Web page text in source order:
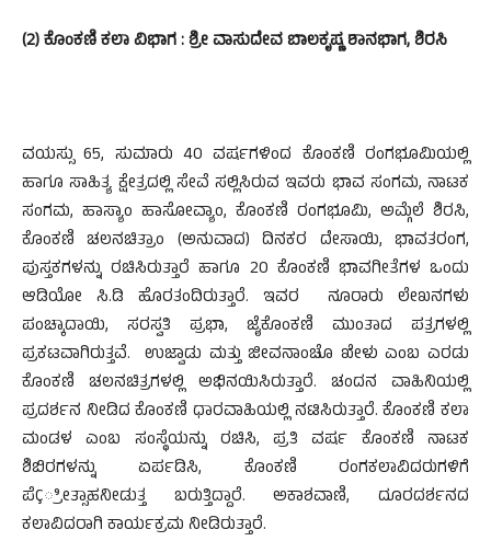
(2) ಕೊಂಕಣಿ ಕಲಾ ವಿಭಾಗ : ಶ್ರೀ ವಾಸುದೇವ ಬಾಲಕೃಷ್ಣ ಶಾನಭಾಗ, ಶಿರಸಿ
ವಯಸ್ಸು 65, ಸುಮಾರು 40 ವರ್ಷಗಳಿಂದ ಕೊಂಕಣಿ ರಂಗಭೂಮಿಯಲ್ಲಿ
ಹಾಗೂ ಸಾಹಿತ್ಯ ಕ್ಷೇತ್ರದಲ್ಲಿ ಸೇವೆ ಸಲ್ಲಿಸಿರುವ ಇವರು ಭಾವ ಸಂಗಮ, ನಾಟಕ
ಸಂಗಮ, ಹಾಸ್ಯಾಂ ಹಾಸೋವ್ಯಾಂ, ಕೊಂಕಣಿ ರಂಗಭೂಮಿ, ಅಮ್ಗೆಲೆ ಶಿರಸಿ,
ಕೊಂಕಣಿ ಚಲನಚಿತ್ರಾಂ (ಅನುವಾದ) ದಿನಕರ ದೇಸಾಯಿ, ಭಾವತರಂಗ,
ಪುಸ್ತಕಗಳನ್ನು ರಚಿಸಿರುತ್ತಾರೆ ಹಾಗೂ 20 ಕೊಂಕಣಿ ಭಾವಗೀತೆಗಳ ಒಂದು
ಆಡಿಯೋ ಸಿ.ಡಿ ಹೊರತಂದಿರುತ್ತಾರೆ. ಇವರ ನೂರಾರು ಲೇಖನಗಳು
ಪಂಚ್ಕಾದಾಯಿ, ಸರಸ್ವತಿ ಪ್ರಭಾ, ಜೈಕೊಂಕಣಿ ಮುಂತಾದ ಪತ್ರಗಳಲ್ಲಿ
ಪ್ರಕಟವಾಗಿರುತ್ತವೆ. ಉಜ್ವಾಡು ಮತ್ತು ಜೀವನಾಂಚೊ ಖೇಳು ಎಂಬ ಎರಡು
ಕೊಂಕಣಿ ಚಲನಚಿತ್ರಗಳಲ್ಲಿ ಅಭಿನಯಿಸಿರುತ್ತಾರೆ. ಚಂದನ ವಾಹಿನಿಯಲ್ಲಿ
ಪ್ರದರ್ಶನ ನೀಡಿದ ಕೊಂಕಣಿ ಧಾರವಾಹಿಯಲ್ಲಿ ನಟಿಸಿರುತ್ತಾರೆ. ಕೊಂಕಣಿ ಕಲಾ
ಮಂಡಳ ಎಂಬ ಸಂಸ್ಥೆಯನ್ನು ರಚಿಸಿ, ಪ್ರತಿ ವರ್ಷ ಕೊಂಕಣಿ ನಾಟಕ
ಶಿಬಿರಗಳನ್ನು ಏರ್ಪಡಿಸಿ, ಕೊಂಕಣಿ ರಂಗಕಲಾವಿದರುಗಳಿಗೆ
ಪೆÇ್ರೀತ್ಸಾಹನೀಡುತ್ತ ಬರುತ್ತಿದ್ದಾರೆ. ಅಕಾಶವಾಣಿ, ದೂರದರ್ಶನದ
ಕಲಾವಿದರಾಗಿ ಕಾರ್ಯಕ್ರಮ ನೀಡಿರುತ್ತಾರೆ.